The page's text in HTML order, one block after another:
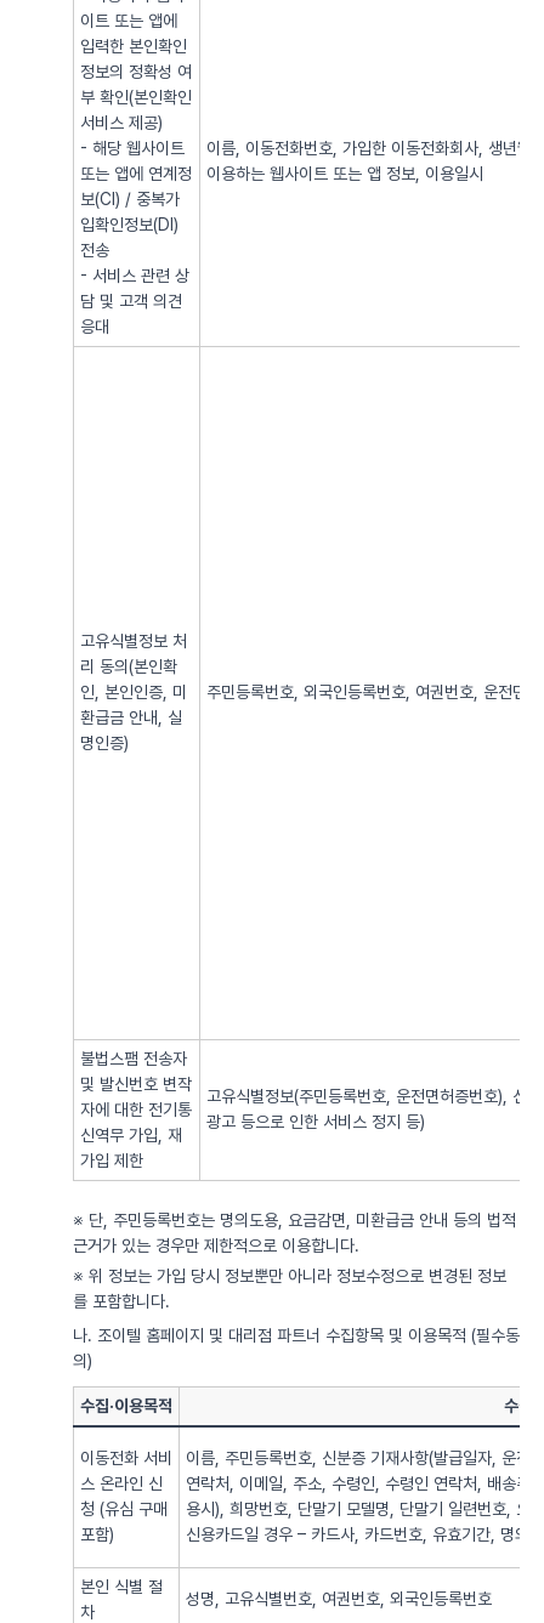
이트 또는 앱에
입력한 본인확인
정보의 정확성 여
부 확인(본인확인
서비스 제공)
- 해당 웹사이트
또는 앱에 연계정
보(CI) / 중복가
입확인정보(DI)
전송
- 서비스 관련 상
담 및 고객 의견
응대
이름, 이동전화번호, 가입한 이동전화회사, 생년
이용하는 웹사이트 또는 앱 정보, 이용일시
고유식별정보 처
리 동의(본인확
인, 본인인증, 미
환급금 안내, 실
명인증)
주민등록번호, 외국인등록번호, 여권번호, 운전면
불법스팸 전송자
및 발신번호 변작
자에 대한 전기통
신역무 가입, 재
가입 제한
고유식별정보(주민등록번호, 운전면허증번호), 신
광고 등으로 인한 서비스 정지 등)
※ 단, 주민등록번호는 명의도용, 요금감면, 미환급금 안내 등의 법적
근거가 있는 경우만 제한적으로 이용합니다.
※ 위 정보는 가입 당시 정보뿐만 아니라 정보수정으로 변경된 정보
를 포함합니다.
나. 조이텔 홈페이지 및 대리점 파트너 수집항목 및 이용목적 (필수동
의)
수집·이용목적 수집·
이동전화 서비
스 온라인 신
청 (유심 구매
포함)
이름, 주민등록번호, 신분증 기재사항(발급일자, 운전
연락처, 이메일, 주소, 수령인, 수령인 연락처, 배송주
용시), 희망번호, 단말기 모델명, 단말기 일련번호, 요
신용카드일 경우 – 카드사, 카드번호, 유효기간, 명의
본인 식별 절
차
성명, 고유식별번호, 여권번호, 외국인등록번호